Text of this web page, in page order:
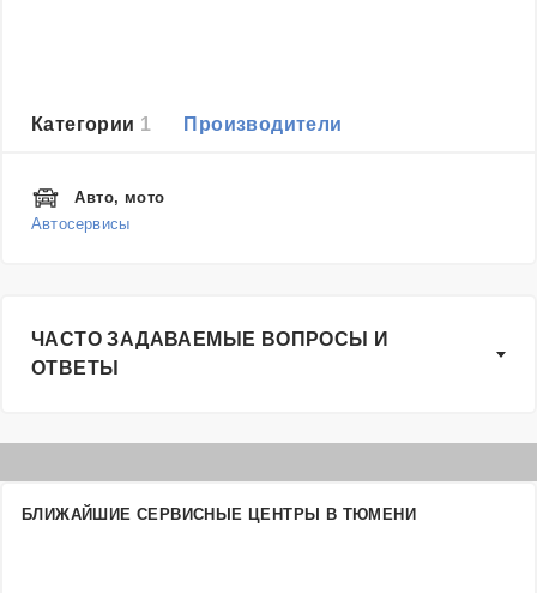
Категории 1 Производители
Авто, мото
Автосервисы
ЧАСТО ЗАДАВАЕМЫЕ ВОПРОСЫ И
ОТВЕТЫ
БЛИЖАЙШИЕ СЕРВИСНЫЕ ЦЕНТРЫ В ТЮМЕНИ